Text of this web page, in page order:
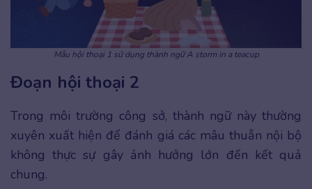
Mẫu hội thoại 1 sử dụng thành ngữ A storm in a teacup
Đoạn hội thoại 2
Trong môi trường công sở, thành ngữ này thường
xuyên xuất hiện để đánh giá các mâu thuẫn nội bộ
không thực sự gây ảnh hưởng lớn đến kết quả
chung.